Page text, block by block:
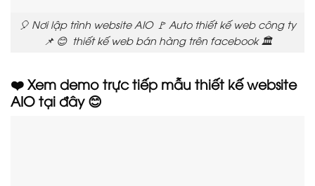
🎈 Nơi lập trình website AIO 🚩 Auto thiết kế web công ty
📌 😊 thiết kế web bán hàng trên facebook 🏛️
❤️ Xem demo trực tiếp mẫu thiết kế website
AIO tại đây 😊